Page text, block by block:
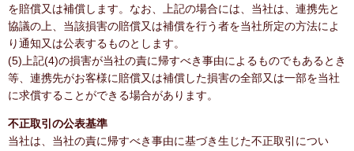
を賠償又は補償します。なお、上記の場合には、当社は、連携先と
協議の上、当該損害の賠償又は補償を行う者を当社所定の方法によ
り通知又は公表するものとします。
(5)上記(4)の損害が当社の責に帰すべき事由によるものでもあるとき
等、連携先がお客様に賠償又は補償した損害の全部又は一部を当社
に求償することができる場合があります。
不正取引の公表基準
当社は、当社の責に帰すべき事由に基づき生じた不正取引につい